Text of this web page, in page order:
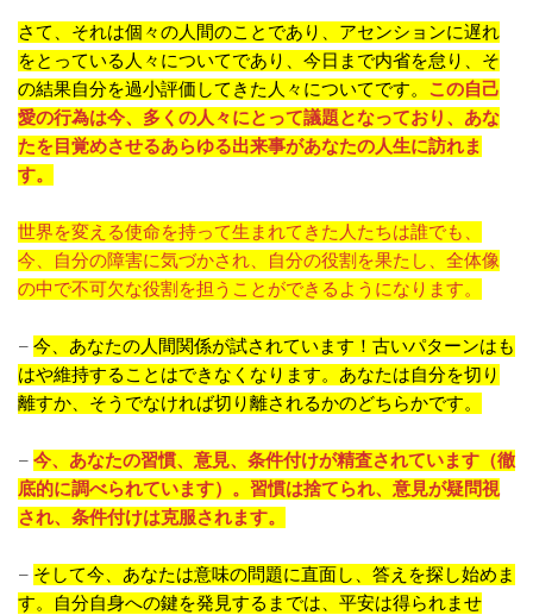
さて、それは個々の人間のことであり、アセンションに遅れ
をとっている人々についてであり、今日まで内省を怠り、そ
の結果自分を過小評価してきた人々についてです。 この自己
愛の行為は今、多くの人々にとって議題となっており、あな
たを目覚めさせるあらゆる出来事があなたの人生に訪れま
す。
世界を変える使命を持って生まれてきた人たちは誰でも、
今、自分の障害に気づかされ、自分の役割を果たし、全体像
の中で不可欠な役割を担うことができるようになります。
– 今、あなたの人間関係が試されています！古いパターンはも
はや維持することはできなくなります。あなたは自分を切り
離すか、そうでなければ切り離されるかのどちらかです。
– 今、あなたの習慣、意見、条件付けが精査されています（徹
底的に調べられています）。習慣は捨てられ、意見が疑問視
され、条件付けは克服されます。
– そして今、あなたは意味の問題に直面し、答えを探し始めま
す。自分自身への鍵を発見するまでは、平安は得られませ